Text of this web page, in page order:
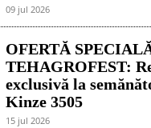
09 jul 2026
OFERTĂ
TEHAGROFEST:
exclusivă la
Kinze 3505
15 jul 2026